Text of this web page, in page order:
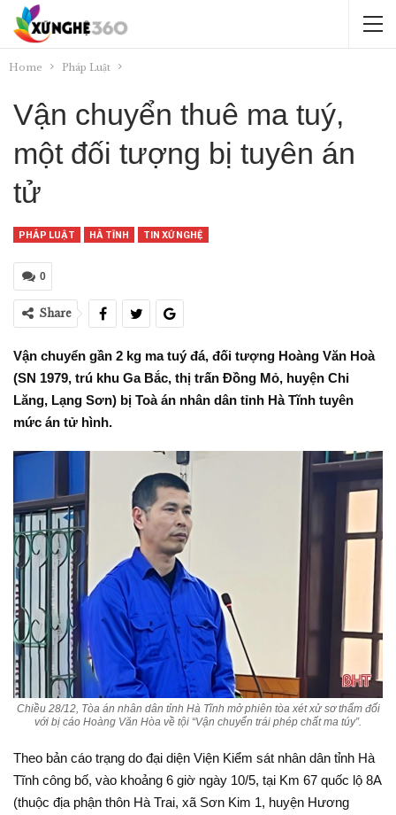
Home Pháp Luật
Vận chuyển thuê ma tuý,
một đối tượng bị tuyên án
tử
PHÁP LUẬT HÀ TĨNH TIN XỨ NGHỆ
0
Share
Vận chuyển gần 2 kg ma tuý đá, đối tượng Hoàng Văn Hoà
(SN 1979, trú khu Ga Bắc, thị trấn Đồng Mỏ, huyện Chi
Lăng, Lạng Sơn) bị Toà án nhân dân tỉnh Hà Tĩnh tuyên
mức án tử hình.
Chiều 28/12, Tòa án nhân dân tỉnh Hà Tĩnh mở phiên tòa xét xử sơ thẩm đối
với bị cáo Hoàng Văn Hòa về tội “Vận chuyển trái phép chất ma túy”.
Theo bản cáo trạng do đại diện Viện Kiểm sát nhân dân tỉnh Hà
Tĩnh công bố, vào khoảng 6 giờ ngày 10/5, tại Km 67 quốc lộ 8A
(thuộc địa phận thôn Hà Trai, xã Sơn Kim 1, huyện Hương